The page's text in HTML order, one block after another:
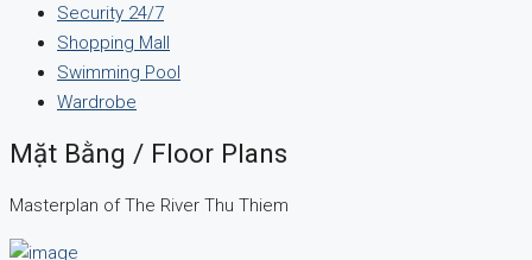
Security 24/7
Shopping Mall
Swimming Pool
Wardrobe
Mặt Bằng / Floor Plans
Masterplan of The River Thu Thiem